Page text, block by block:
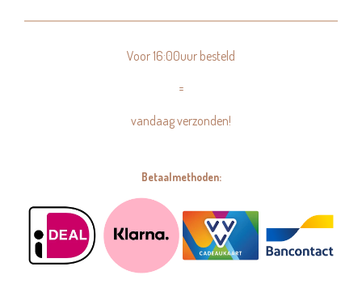
Voor 16:00uur besteld
=
vandaag verzonden!
Betaalmethoden: